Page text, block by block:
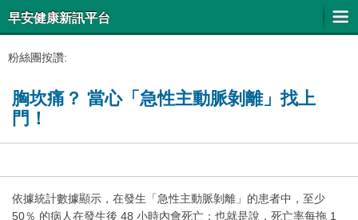
早安健康新訊平台
粉絲團按讚:
胸坎痛？ 當心「急性主動脈剝離」找上
門！
依據統計數據顯示，在發生「急性主動脈剝離」的患者中，至少
50％ 的病人在發生後 48 小時內會死亡；也就是說，死亡率每拖 1